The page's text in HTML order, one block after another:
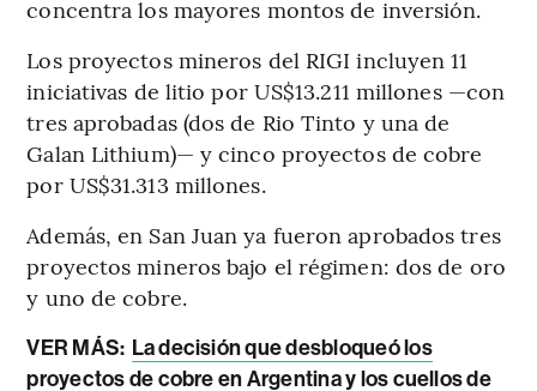
concentra los mayores montos de inversión.
Los proyectos mineros del RIGI incluyen 11
iniciativas de litio por US$13.211 millones —con
tres aprobadas (dos de Rio Tinto y una de
Galan Lithium)— y cinco proyectos de cobre
por US$31.313 millones.
Además, en San Juan ya fueron aprobados tres
proyectos mineros bajo el régimen: dos de oro
y uno de cobre.
VER MÁS: La decisión que desbloqueó los
proyectos de cobre en Argentina y los cuellos de